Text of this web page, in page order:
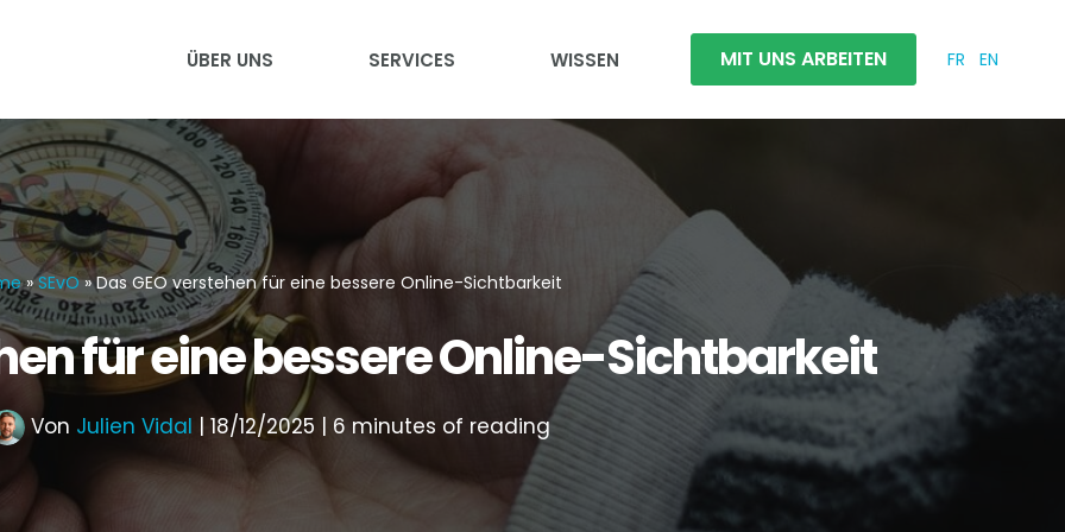
ÜBER UNS SERVICES WISSEN MIT UNS ARBEITEN FR EN
»SEvO»Das GEO verstehen für eine bessere Online-Sichtbarkeit
für eine bessere Online-Sichtbarkeit
Von Julien Vidal | 18/12/2025 | 6 minutes of reading